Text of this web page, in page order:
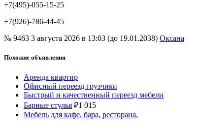
+7(495)-055-15-25
+7(926)-786-44-45
№ 9463 3 августа 2026 в 13:03 (до 19.01.2038) Оксана
Похожие объявления
Аренда квартир
Офисный переезд грузчики
Быстрый и качественный переезд мебели
Барные стулья ₽1 015
Мебель для кафе, бара, ресторана.